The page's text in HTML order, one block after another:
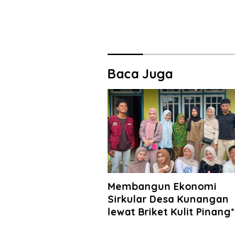
Baca Juga
Membangun Ekonomi
Sirkular Desa Kunangan
lewat Briket Kulit Pinang*